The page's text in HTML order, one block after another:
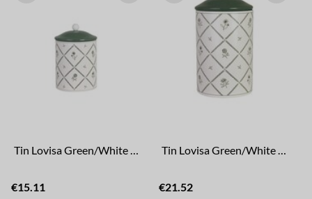
Tin Lovisa Green/White Small
€15.11
Tin Lovisa Green/White Large
€21.52